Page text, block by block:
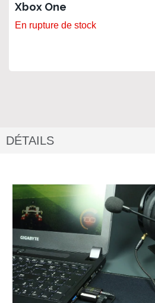
Xbox One
En rupture de stock
DÉTAILS